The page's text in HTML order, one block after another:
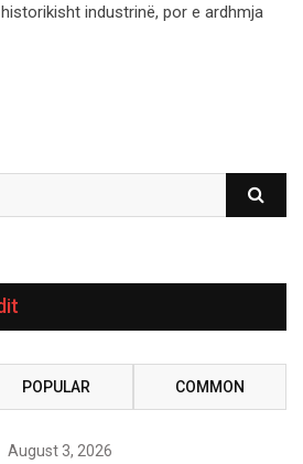
industrinë, por e ardhmja
POPULAR COMMON
August 3, 2026